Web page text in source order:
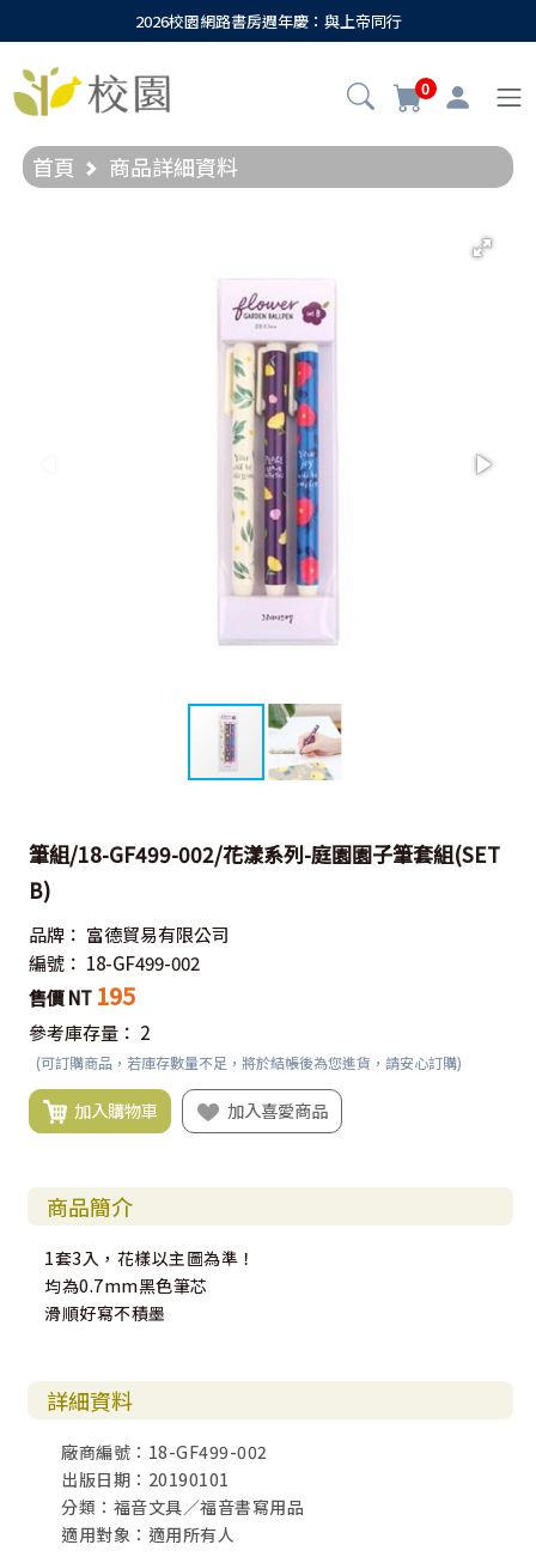
2026校園網路書房週年慶：與上帝同行
0
首頁 商品詳細資料
筆組/18-GF499-002/花漾系列-庭園園子筆套組(SET
B)
品牌： 富德貿易有限公司
編號： 18-GF499-002
售價 NT 195
參考庫存量： 2
(可訂購商品，若庫存數量不足，將於結帳後為您進貨，請安心訂購)
加入購物車 加入喜愛商品
商品簡介
1套3入，花樣以主圖為準！
均為0.7mm黑色筆芯
滑順好寫不積墨
詳細資料
廠商編號：18-GF499-002
出版日期：20190101
分類：福音文具／福音書寫用品
適用對象：適用所有人